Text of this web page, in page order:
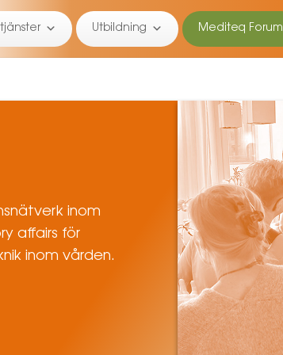
Utbildning Mediteq Forum
inom
affairs för
inom vården.